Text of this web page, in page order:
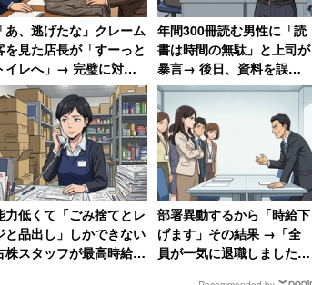
います。他の方も言っていますが、（教育
と女性。娘や息子の奨学金をゲットするた
募」するという、微妙なことになってしま
後の蓄えができない」
夫婦子どもの3人暮らし。「（子どもが）
「あ、逃げたな」クレーム
を見た店長が「すーっと
イレへ」→ 完璧に対応
た男性、店長の“ニヤニ
”に呆れ果てる
年間300冊読む男性に「読
書は時間の無駄」と上司が
暴言→ 後日、資料を誤読
した上司に「時間の無駄で
すもんね！」と皮肉を放つ
力低くて「ごみ捨てとレ
と品出し」しかできない
株スタッフが最高時給
部署異動するから「時給下
げます」その結果 →「全
員が一気に退職しました」